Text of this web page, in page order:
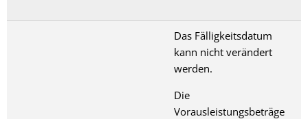
Das Fälligkeitsdatum
kann nicht verändert
werden.
Die
Vorausleistungsbeträge